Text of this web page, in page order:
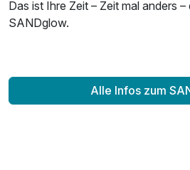
Das ist Ihre Zeit – Zeit mal anders –
SANDglow.
Alle Infos zum